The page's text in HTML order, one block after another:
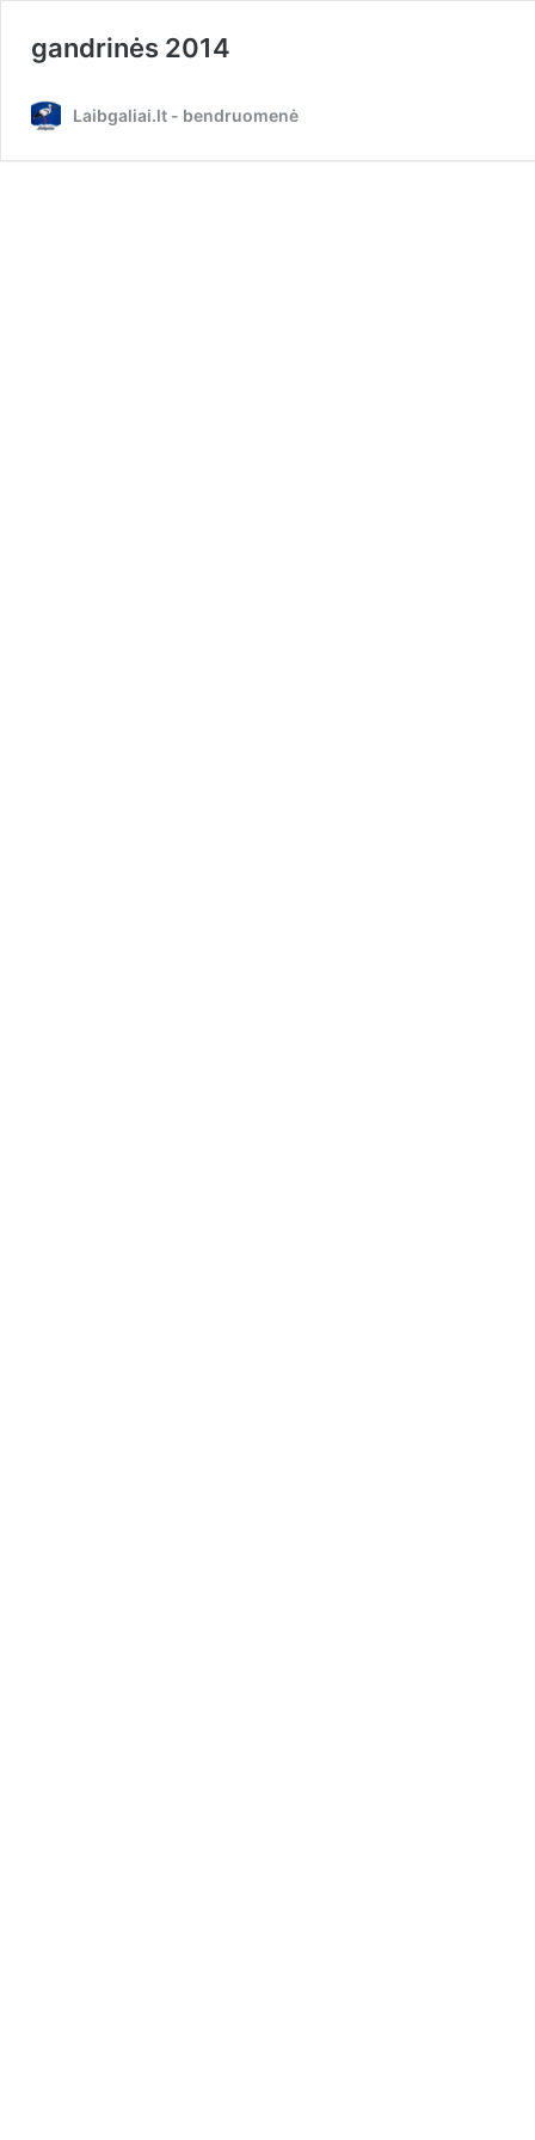
gandrinės 2014
Laibgaliai.lt - bendruomenė